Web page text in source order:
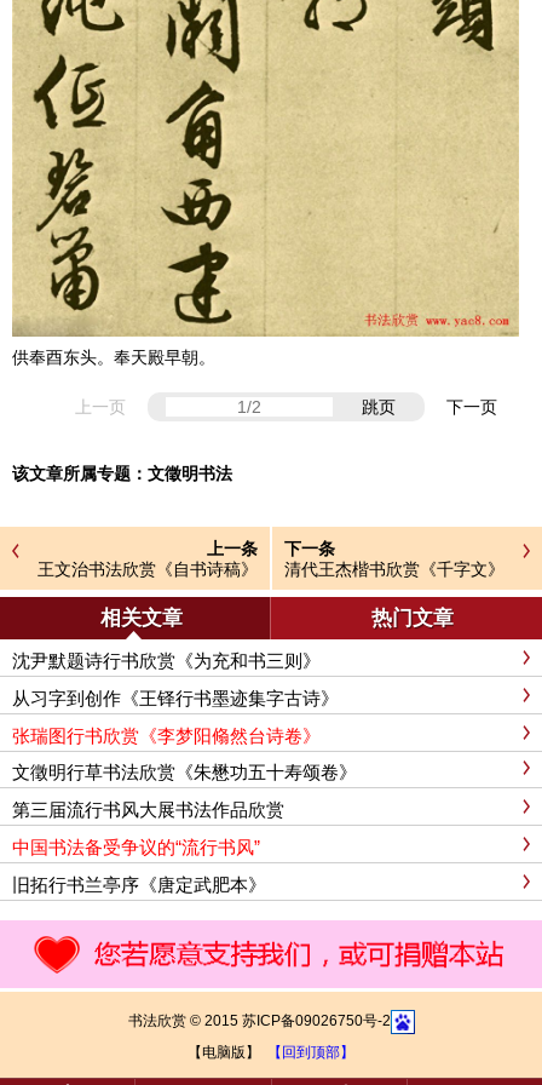
供奉酉东头。奉天殿早朝。
上一页 跳页 下一页
该文章所属专题： 文徵明书法
上一条
王文治书法欣赏《自书诗稿》
下一条
清代王杰楷书欣赏《千字文》
相关文章 热门文章
沈尹默题诗行书欣赏《为充和书三则》
从习字到创作《王铎行书墨迹集字古诗》
张瑞图行书欣赏《李梦阳翛然台诗卷》
文徵明行草书法欣赏《朱懋功五十寿颂卷》
第三届流行书风大展书法作品欣赏
中国书法备受争议的“流行书风”
旧拓行书兰亭序《唐定武肥本》
书法欣赏 © 2015 苏ICP备09026750号-2
【电脑版】
【回到顶部】